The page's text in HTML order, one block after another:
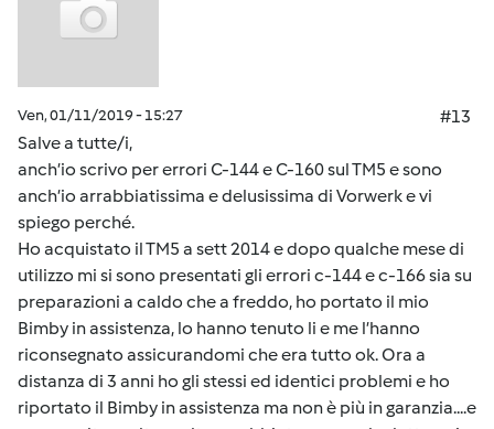
Ven, 01/11/2019 - 15:27
#13
Salve a tutte/i,
anch’io scrivo per errori C-144 e C-160 sul TM5 e sono
anch’io arrabbiatissima e delusissima di Vorwerk e vi
spiego perché.
Ho acquistato il TM5 a sett 2014 e dopo qualche mese di
utilizzo mi si sono presentati gli errori c-144 e c-166 sia su
preparazioni a caldo che a freddo, ho portato il mio
Bimby in assistenza, lo hanno tenuto li e me l’hanno
riconsegnato assicurandomi che era tutto ok. Ora a
distanza di 3 anni ho gli stessi ed identici problemi e ho
riportato il Bimby in assistenza ma non è più in garanzia....e